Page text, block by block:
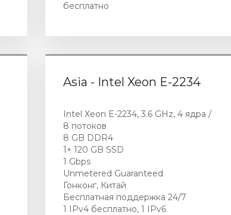
бесплатно
Asia - Intel Xeon E-2234
Intel Xeon E-2234, 3.6 GHz, 4 ядра /
8 потоков
8 GB DDR4
1× 120 GB SSD
1 Gbps
Unmetered Guaranteed
Гонконг, Китай
Бесплатная поддержка 24/7
1 IPv4 бесплатно, 1 IPv6